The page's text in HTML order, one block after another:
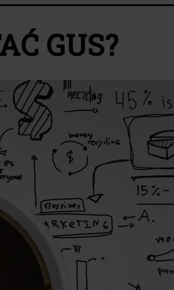
GUS?